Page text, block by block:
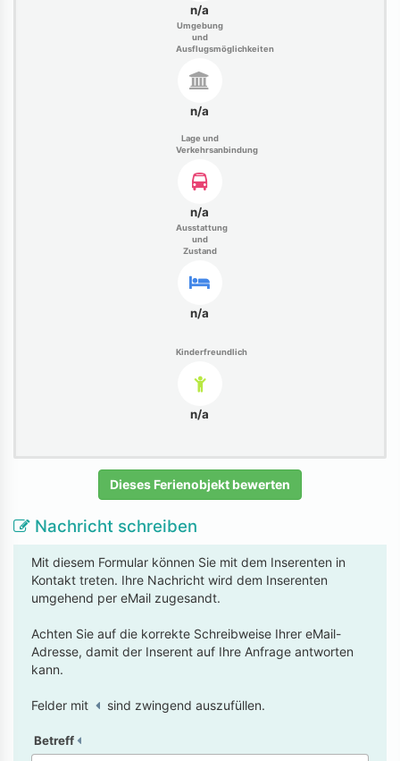
n/a
Umgebung
und
Ausflugsmöglichkeiten
n/a
Lage und
Verkehrsanbindung
n/a
Ausstattung
und
Zustand
n/a
Kinderfreundlich
n/a
Dieses Ferienobjekt bewerten
Nachricht schreiben
Mit diesem Formular können Sie mit dem Inserenten in
Kontakt treten. Ihre Nachricht wird dem Inserenten
umgehend per eMail zugesandt.
Achten Sie auf die korrekte Schreibweise Ihrer eMail-
Adresse, damit der Inserent auf Ihre Anfrage antworten
kann.
Felder mit sind zwingend auszufüllen.
Betreff